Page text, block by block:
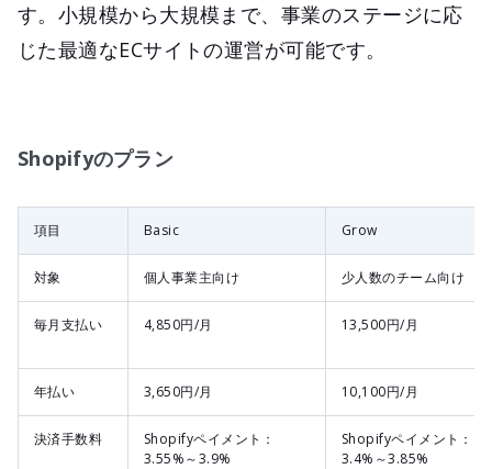
す。小規模から大規模まで、事業のステージに応
じた最適なECサイトの運営が可能です。
Shopifyのプラン
項目 Basic Grow
対象 個人事業主向け 少人数のチーム向け
毎月支払い 4,850円/月 13,500円/月
年払い 3,650円/月 10,100円/月
決済手数料
Shopifyペイメント：
3.55%～3.9%
Shopifyペイメント：
3.4%～3.85%